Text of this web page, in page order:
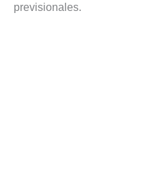
previsionales.